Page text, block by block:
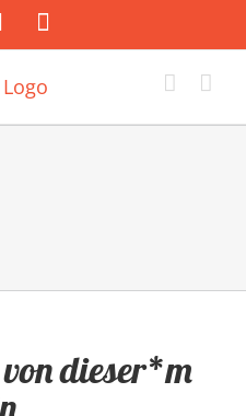
Instagram
Mail
dieser*m